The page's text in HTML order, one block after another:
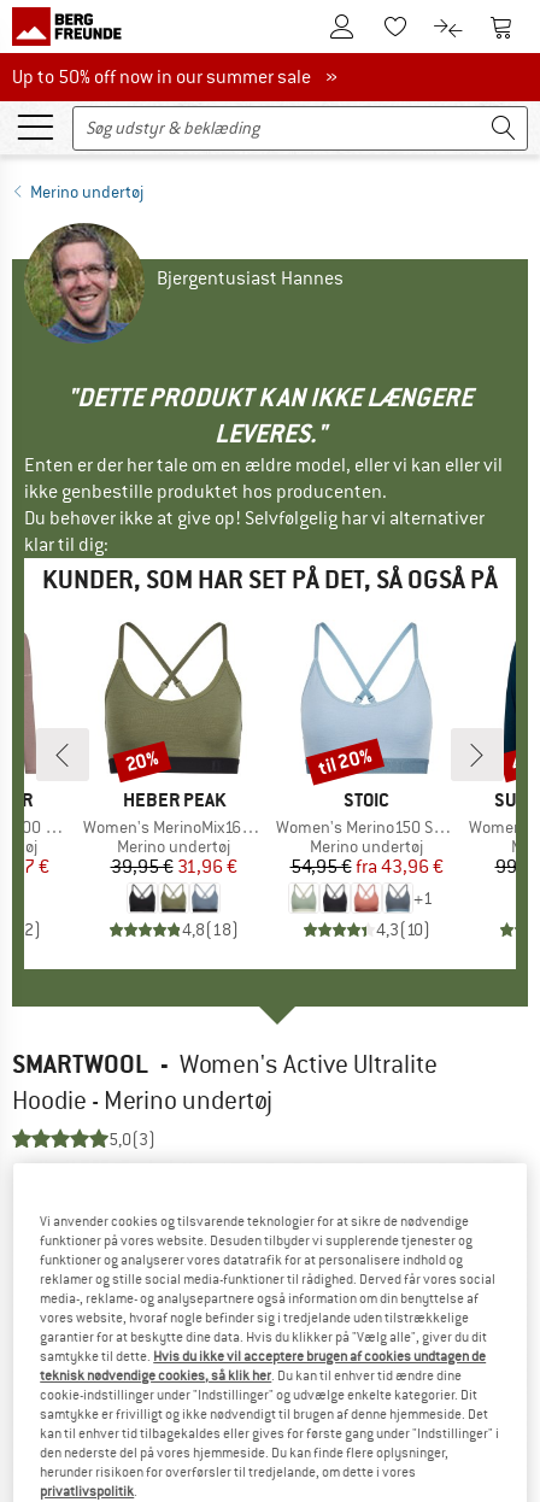
Til kundekontoenTil huskesedlen.
Til Til
Up to 50% off now in our summer sale
Up to 50% off now in our summer sale »
Merino undertøj
Bjergentusiast Hannes
"DETTE PRODUKT KAN IKKE LÆNGERE
LEVERES."
Enten er der her tale om en ældre model, eller vi kan eller vil
ikke genbestille produktet hos producenten.
Du behøver ikke at give op! Selvfølgelig har vi alternativer
klar til dig:
KUNDER, SOM HAR SET PÅ DET, SÅ OGSÅ PÅ
Ridge
pris
€
2)
MÆRKE
HEBER PEAK
Artikel
Women's MerinoMix165 PineconeHe. Soft Bra
Produktgruppe
Merino undertøj
Pris
39,95 €Nedsat pris
31,96 €
4,8(18)
Rabat
20%
MÆRKE
STOIC
Artikel
Women's Merino150 SadjemSt. Bra
Produktgruppe
Merino undertøj
Pris
54,95 € Nedsat pris
fra 43,96 €
+1
4,3(10)
Rabat
til 20%
Artikel
Women's
SMARTWOOL - Women's Active Ultralite
Hoodie - Merino undertøj
5,0(3)
Vi anvender cookies og tilsvarende teknologier for at sikre de nødvendige
funktioner på vores website. Desuden tilbyder vi supplerende tjenester og
funktioner og analyserer vores datatrafik for at personalisere indhold og
reklamer og stille social media-funktioner til rådighed. Derved får vores social
media-, reklame- og analysepartnere også information om din benyttelse af
vores website, hvoraf nogle befinder sig i tredjelande uden tilstrækkelige
garantier for at beskytte dine data. Hvis du klikker på "Vælg alle", giver du dit
samtykke til dette. Hvis du ikke vil acceptere brugen af cookies undtagen de
teknisk nødvendige cookies, så klik her. Du kan til enhver tid ændre dine
cookie-indstillinger under "Indstillinger" og udvælge enkelte kategorier. Dit
samtykke er frivilligt og ikke nødvendigt til brugen af denne hjemmeside. Det
kan til enhver tid tilbagekaldes eller gives for første gang under "Indstillinger" i
den nederste del på vores hjemmeside. Du kan finde flere oplysninger,
herunder risikoen for overførsler til tredjelande, om dette i vores
privatlivspolitik.